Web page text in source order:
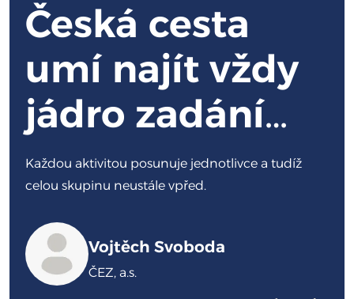
Česká cesta
umí najít vždy
jádro zadání…
Každou aktivitou posunuje jednotlivce a tudíž
celou skupinu neustále vpřed.
Vojtěch Svoboda
ČEZ, a.s.